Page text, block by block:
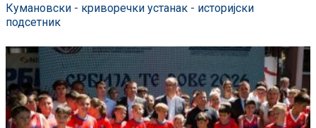
Кумановски - криворечки устанак - историјски
подсетник